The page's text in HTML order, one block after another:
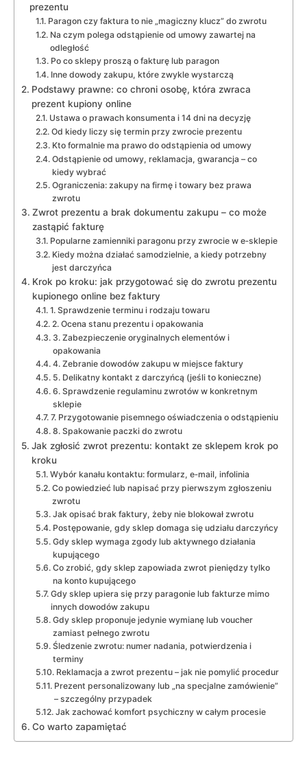
prezentu
Paragon czy faktura to nie „magiczny klucz” do zwrotu
Na czym polega odstąpienie od umowy zawartej na
odległość
Po co sklepy proszą o fakturę lub paragon
Inne dowody zakupu, które zwykle wystarczą
Podstawy prawne: co chroni osobę, która zwraca
prezent kupiony online
Ustawa o prawach konsumenta i 14 dni na decyzję
Od kiedy liczy się termin przy zwrocie prezentu
Kto formalnie ma prawo do odstąpienia od umowy
Odstąpienie od umowy, reklamacja, gwarancja – co
kiedy wybrać
Ograniczenia: zakupy na firmę i towary bez prawa
zwrotu
Zwrot prezentu a brak dokumentu zakupu – co może
zastąpić fakturę
Popularne zamienniki paragonu przy zwrocie w e‑sklepie
Kiedy można działać samodzielnie, a kiedy potrzebny
jest darczyńca
Krok po kroku: jak przygotować się do zwrotu prezentu
kupionego online bez faktury
1. Sprawdzenie terminu i rodzaju towaru
2. Ocena stanu prezentu i opakowania
3. Zabezpieczenie oryginalnych elementów i
opakowania
4. Zebranie dowodów zakupu w miejsce faktury
5. Delikatny kontakt z darczyńcą (jeśli to konieczne)
6. Sprawdzenie regulaminu zwrotów w konkretnym
sklepie
7. Przygotowanie pisemnego oświadczenia o odstąpieniu
8. Spakowanie paczki do zwrotu
Jak zgłosić zwrot prezentu: kontakt ze sklepem krok po
kroku
Wybór kanału kontaktu: formularz, e‑mail, infolinia
Co powiedzieć lub napisać przy pierwszym zgłoszeniu
zwrotu
Jak opisać brak faktury, żeby nie blokował zwrotu
Postępowanie, gdy sklep domaga się udziału darczyńcy
Gdy sklep wymaga zgody lub aktywnego działania
kupującego
Co zrobić, gdy sklep zapowiada zwrot pieniędzy tylko
na konto kupującego
Gdy sklep upiera się przy paragonie lub fakturze mimo
innych dowodów zakupu
Gdy sklep proponuje jedynie wymianę lub voucher
zamiast pełnego zwrotu
Śledzenie zwrotu: numer nadania, potwierdzenia i
terminy
Reklamacja a zwrot prezentu – jak nie pomylić procedur
Prezent personalizowany lub „na specjalne zamówienie”
– szczególny przypadek
Jak zachować komfort psychiczny w całym procesie
Co warto zapamiętać